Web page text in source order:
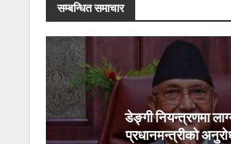
सम्बन्धित समाचार
डेङ्गी नियन्त्रणमा
प्रधानमन्त्रीको